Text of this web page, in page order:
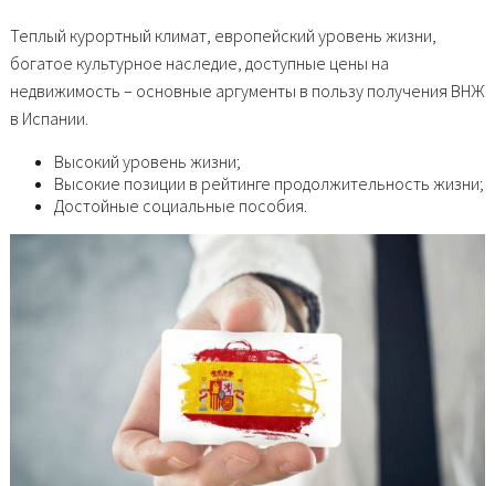
Теплый курортный климат, европейский уровень жизни,
богатое культурное наследие, доступные цены на
недвижимость – основные аргументы в пользу получения ВНЖ
в Испании.
Высокий уровень жизни;
Высокие позиции в рейтинге продолжительность жизни;
Достойные социальные пособия.